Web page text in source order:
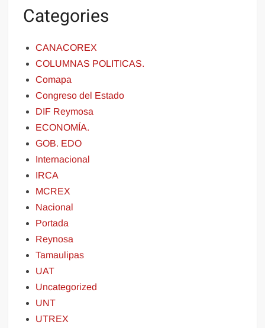
Categories
CANACOREX
COLUMNAS POLITICAS.
Comapa
Congreso del Estado
DIF Reymosa
ECONOMÍA.
GOB. EDO
Internacional
IRCA
MCREX
Nacional
Portada
Reynosa
Tamaulipas
UAT
Uncategorized
UNT
UTREX